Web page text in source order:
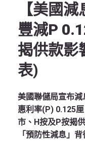
【美國
豐減P
揭供款影
表)
美國聯儲局宣布
惠利率(P) 0.125
市、H按及P按揭
「預防性減息」